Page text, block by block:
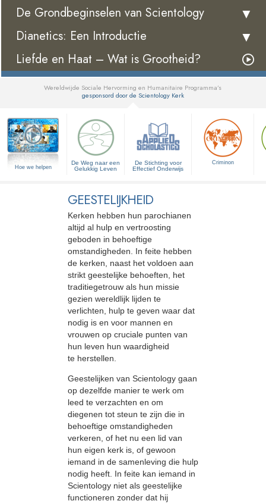
De Grondbeginselen van Scientology
Dianetics: Een Introductie
Liefde en Haat – Wat is Grootheid?
Wereldwijde Sociale Hervorming en Humanitaire Programma’s
gesponsord door de Scientology Kerk
Hoe we helpen
De Weg naar een
Gelukkig Leven
De Stichting voor
Effectief Onderwijs
Criminon
GEESTELIJKHEID
Kerken hebben hun parochianen
altijd al hulp en vertroosting
geboden in behoeftige
omstandigheden. In feite hebben
de kerken, naast het voldoen aan
strikt geestelijke behoeften, het
traditiegetrouw als hun missie
gezien wereldlijk lijden te
verlichten, hulp te geven waar dat
nodig is en voor mannen en
vrouwen op cruciale punten van
hun leven hun waardigheid
te herstellen.
Geestelijken van Scientology gaan
op dezelfde manier te werk om
leed te verzachten en om
diegenen tot steun te zijn die in
behoeftige omstandigheden
verkeren, of het nu een lid van
hun eigen kerk is, of gewoon
iemand in de samenleving die hulp
nodig heeft. In feite kan iemand in
Scientology niet als geestelijke
functioneren zonder dat hij